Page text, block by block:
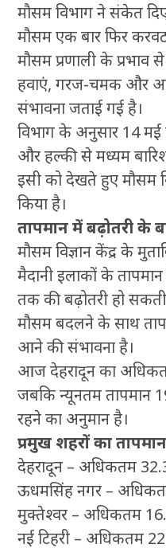
मौसम विभाग ने संकेत
मौसम एक बार फिर
मौसम प्रणाली के प्रभाव
हवाएं, गरज-चमक और
संभावना जताई गई है।
विभाग के अनुसार 14
और हल्की से मध्यम
इसी को देखते हुए मौसम
किया है।
तापमान में बढ़ोतरी के
मौसम विज्ञान केंद्र के
मैदानी इलाकों के
तक की बढ़ोतरी हो
मौसम बदलने के साथ
आने की संभावना है।
आज देहरादून का
जबकि न्यूनतम तापमान
रहने का अनुमान है।
प्रमुख शहरों का तापमान
देहरादून – अधिकतम
ऊधमसिंह नगर –
मुक्तेश्वर – अधिकतम
नई टिहरी – अधिकतम